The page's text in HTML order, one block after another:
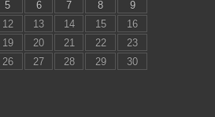
5 6 7 8
9
12 13 14 15
16
19 20 21 22
23
26 27 28 29
30